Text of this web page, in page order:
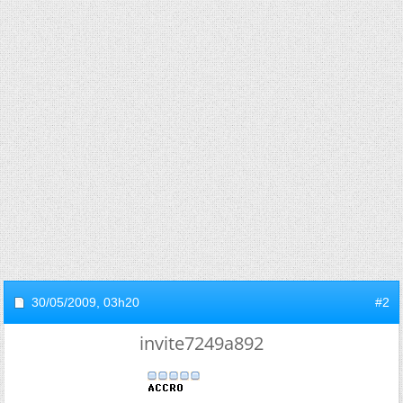
30/05/2009, 03h20 #2
invite7249a892